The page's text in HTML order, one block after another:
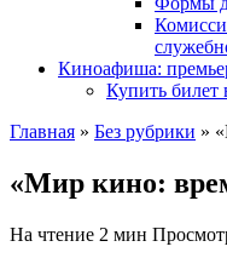
Киноафиша:
Купить билет
Главная » Без рубрики »
«Мир кино:
На чтение 2 мин